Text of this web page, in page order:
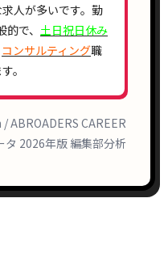
人が多いです。勤
で、 土日祝日休み
コンサルティング職
。
CAREER
タ 2026年版 編集部分析